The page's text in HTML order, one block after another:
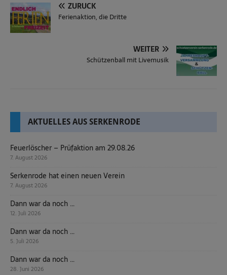
ZURÜCK
Ferienaktion, die Dritte
WEITER
Schützenball mit Livemusik
AKTUELLES AUS SERKENRODE
Feuerlöscher – Prüfaktion am 29.08.26
7. August 2026
Serkenrode hat einen neuen Verein
7. August 2026
Dann war da noch …
12. Juli 2026
Dann war da noch …
5. Juli 2026
Dann war da noch …
28. Juni 2026